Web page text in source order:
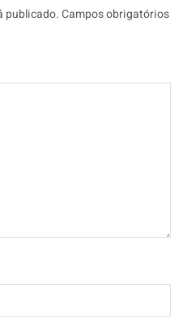
publicado.Campos obrigatórios